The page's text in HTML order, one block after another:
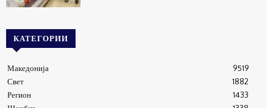
КАТЕГОРИИ
Македонија
9519
Свет
1882
Регион
1433